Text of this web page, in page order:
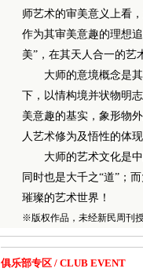
师艺术的审美意义上看
作为其审美意趣的理想
美”，在其天人合一的艺
大师的意境概念是其
下，以情构境并状物明
美意趣的基实，象形物
人艺术修为及悟性的体
大师的艺术文化是中
同时也是大千之“道”；
璀璨的艺术世界！
※版权作品，未经新民周刊
俱乐部专区 / CLUB EVENT